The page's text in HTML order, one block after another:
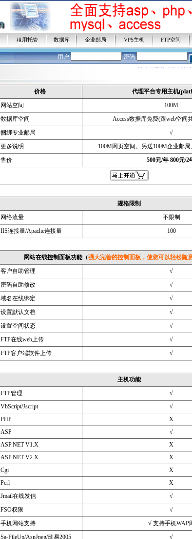
租用托管 数据库 企业邮局 VPS主机 FTP空间
用户 密码
HELP1：如果我还没有域名，
HELP2：如果我已有域名，如
价格
代理平台专用主机
网站空间
100M
数据库空间
Access数据库免费(跟web空间
捆绑专业邮局
√
更多说明
100M网页空间。另送100M企业邮
售价
500元/年 800元/2
规格限制
网络流量
不限制
IIS连接量/Apache连接量
100
网站在线控制面板功能（强大完善的控制面板，使您可以轻松随
客户自助管理
√
密码自助修改
√
域名在线绑定
√
设置默认文档
√
设置空间状态
√
FTP在线web上传
√
FTP客户端软件上传
√
主机功能
FTP管理
√
VbScript/Jscript
√
PHP
X
ASP
√
ASP.NET V1.X
X
ASP.NET V2.X
X
Cgi
X
Perl
X
Jmail在线发信
√
FSO权限
√
手机网站支持
√ 支持手机WAP
Sa-FileUp/AspJpeg/动易2005
√